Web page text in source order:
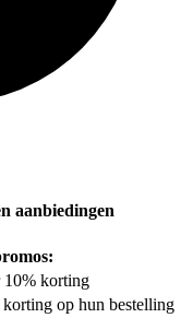
aanbiedingen
10% korting
op hun bestelling